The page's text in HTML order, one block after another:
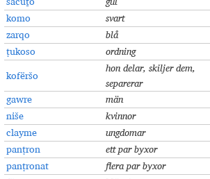
komo svart
zarqo blå
ṭukoso ordning
kofëršo
hon delar, skiljer dem,
separerar
gawre män
niše kvinnor
clayme ungdomar
panṭron ett par byxor
panṭronat flera par byxor